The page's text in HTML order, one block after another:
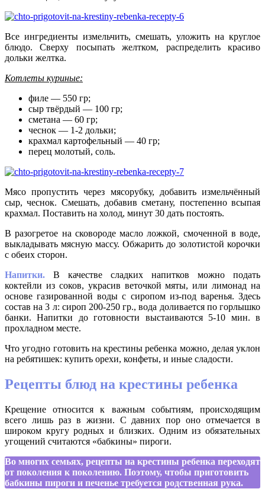
Все ингредиенты измельчить, смешать, уложить на круглое
блюдо. Сверху посыпать желтком, распределить красиво
дольки желтка.
Котлеты куриные:
филе — 550 гр;
сыр твёрдый — 100 гр;
сметана — 60 гр;
чеснок — 1-2 дольки;
крахмал картофельный — 40 гр;
перец молотый, соль.
Мясо пропустить через мясорубку, добавить измельчённый
сыр, чеснок. Смешать, добавив сметану, постепенно всыпая
крахмал. Поставить на холод, минут 30 дать постоять.
В разогретое на сковороде масло ложкой, смоченной в воде,
выкладывать мясную массу. Обжарить до золотистой корочки
с обеих сторон.
Напитки. В качестве сладких напитков можно подать
коктейли из соков, украсив веточкой мяты, или лимонад на
основе газированной воды с сиропом из-под варенья. Здесь
состав на 3 л: сироп 200-250 гр., вода доливается по горлышко
банки. Напитки до готовности выстаиваются 5-10 мин. в
прохладном месте.
Что угодно готовить на крестины ребенка можно, делая уклон
на ребятишек: купить орехи, конфеты, и иные сладости.
Рецепты блюд на крестины ребенка
Крещение относится к важным событиям, происходящим
всего лишь раз в жизни. С давних пор оно отмечается в
широком кругу родных и близких. Одним из обязательных
угощений считаются «бабкины» пироги.
Во многих семьях, рецепты на крестины ребенка переходят
от поколения к поколению. Поэтому, чтобы приготовить
бабкины пироги и печенье требуется родственная рука.